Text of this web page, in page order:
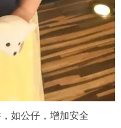
如公仔，增加安全